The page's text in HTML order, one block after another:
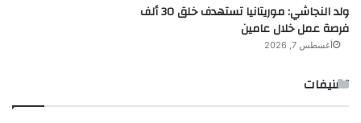
ولد النجاشي: موريتانيا تستهدف خلق 30 ألف
فرصة عمل خلال عامين
أغسطس 7, 2026
تصنيفات